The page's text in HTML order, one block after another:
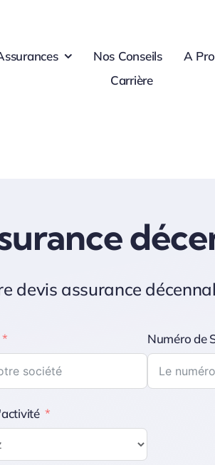
Nos Conseils A
Carrière
devis assurance
Numéro de